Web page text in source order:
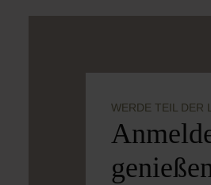
WERDE TEIL DER